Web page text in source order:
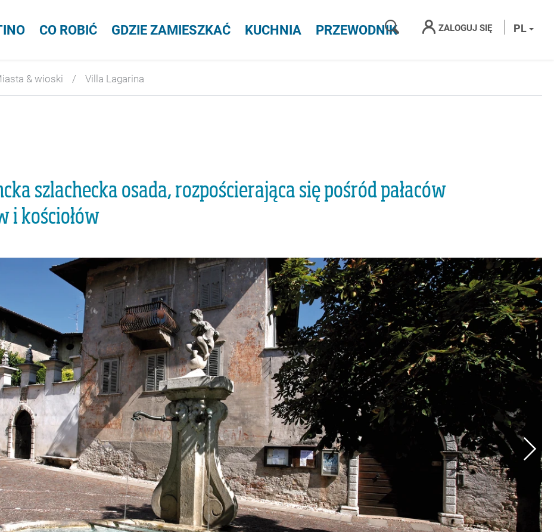
CO ROBIĆ GDZIE ZAMIESZKAĆ KUCHNIA PRZEWODNIK
SZUKAJ ZALOGUJ SIĘ PL
& wioski Villa Lagarina
szlachecka osada, rozpościerająca się pośród pałaców
i kościołów